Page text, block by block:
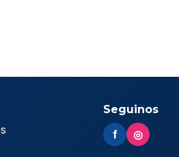
Seguinos
f ◎